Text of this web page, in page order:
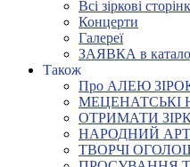
Всі зіркові
Концерти
Галереї
ЗАЯВКА в
Також
Про АЛЕЮ
МЕЦЕНАТСЬКІ
ОТРИМАТИ
НАРОДНИЙ
ТВОРЧІ